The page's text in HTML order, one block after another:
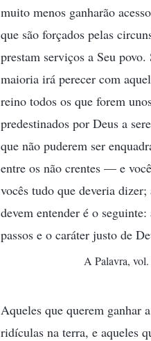
muito menos ganharão
que são forçados pelas
prestam serviços a Seu
maioria irá perecer com
reino todos os que forem
predestinados por Deus a
que não puderem ser
entre os não crentes — e
vocês tudo que deveria dizer;
devem entender é o
passos e o caráter justo de
A Palavra,
Aqueles que querem ganhar
ridículas na terra, e aqueles